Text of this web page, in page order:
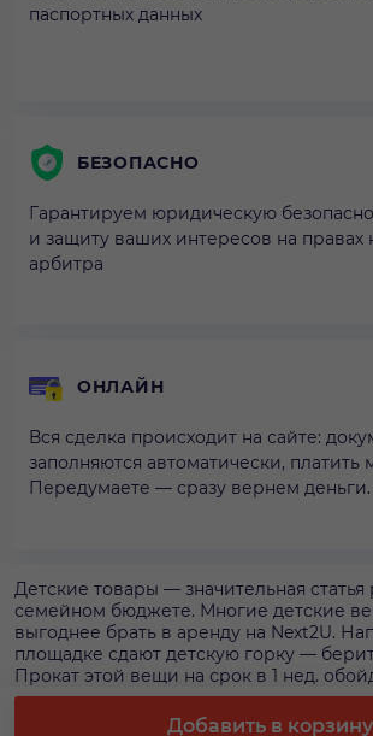
Добавить в корзину
паспортных данных
БЕЗОПАСНО
Гарантируем юридическую
и защиту ваших интересов на правах
арбитра
ОНЛАЙН
Вся сделка происходит на сайте:
заполняются автоматически, платить
Передумаете — сразу вернем деньги.
Детские товары — значительная статья
семейном бюджете. Многие детские
выгоднее брать в аренду на Next2U.
площадке сдают детскую горку —
Прокат этой вещи на срок в 1 нед.
р. Аренду детской горки безопаснее
на площадке, чтобы получить гарантии и